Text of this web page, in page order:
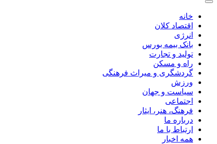
خانه
اقتصاد کلان
انرژی
بانک بیمه بورس
تولید و تجارت
راه و مسکن
گردشگری و میراث فرهنگی
ورزش
سیاست و جهان
اجتماعی
فرهنگ، هنر، ایثار
درباره ما
ارتباط با ما
همه اخبار